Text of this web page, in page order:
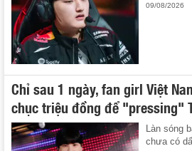
09/08/2026
Chỉ sau 1 ngày, fan girl Việt
chục triệu đồng để "pressing"
Làn sóng
chưa có